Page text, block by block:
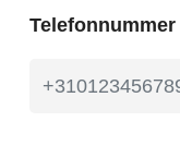
Telefonnummer